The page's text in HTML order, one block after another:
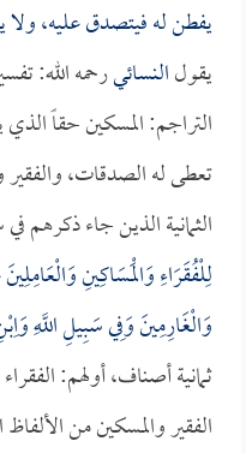
يفطن له فيتصدق عليه،
يقولالنسائيرحمه الله:
التراجم: المسكين حقاً
تعطى له الصدقات،
الثمانية الذين جاء ذكرهم
لِلْفُقَرَاءِ وَالْمَسَاكِينِ
وَالْغَارِمِينَ وَفِي سَبِيلِ اللَّهِ
ثمانية أصناف، أولهم:
الفقير والمسكين من